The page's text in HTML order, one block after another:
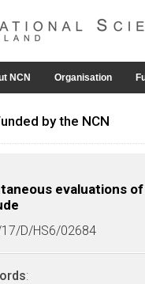
NCN Organisation
by the NCN
evaluations
D/HS6/02684
: